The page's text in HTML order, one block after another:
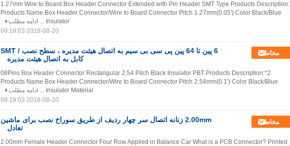
1.27mm Wire to Board Box Header Connector Extended with Pin Header SMT Type Products Description:
Products Name Box Header Connector/Wire to Board Connector Pitch 1.27mm(0.05') Color Black/Blue
Insulator ...
ادامه مطلب
2018-08-20 09:19:03
6 پین تا 64 پین پی سی بی سیم به اتصال هیئت مدیره ، سطح نصب / SMT
کابل به اتصال هیئت مدیره
مخاطب
2*08Pins Box Header Connector Rectangular 2.54 Pitch Black Insulator PBT Products Description:
Products Name Box Header Connector/Wire to Board Connector Pitch 2.54mm(0.1') Color Black/Blue
Insulator Material ...
ادامه مطلب
2018-08-20 09:19:03
2.00mm زنانه اتصال سر چهار ردیف از طریق سوراخ نصب برای ماشین
تعادل
مخاطب
2.00mm Female Header Connector Four Row Applied in Balance Car What is a PCB Connector? Printed